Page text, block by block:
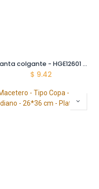
Planta colgante - HGE12601 - Hiedra Radiante - 70 cm
$ 9.42